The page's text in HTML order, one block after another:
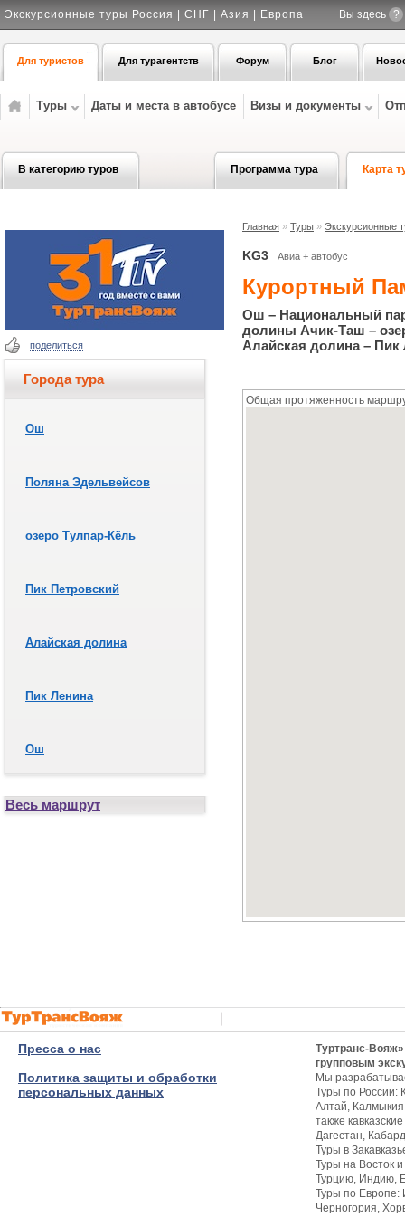
Экскурсионные туры Россия | СНГ | Азия | Европа Вы здесь ?
Для туристов Для турагентств Форум Блог
Туры Даты и места в автобусе Визы и документы
В категорию туров Программа тура Карта
Главная » Туры » Экскурсионные
KG3 Авиа + автобус
Курортный
Ош – Национальный
долины Ачик-Таш –
Алайская долина –
Общая протяженность
поделиться
Города тура
Ош
Поляна Эдельвейсов
озеро Тулпар-Кёль
Пик Петровский
Алайская долина
Пик Ленина
Ош
Весь маршрут
Пресса о нас
Политика защиты и обработки
персональных данных
Туртранс-
групповым
Мы
Туры по России:
Алтай,
также
Дагестан,
Туры в
Туры на Восток
Турцию, Индию,
Туры по Европе:
Черногория,